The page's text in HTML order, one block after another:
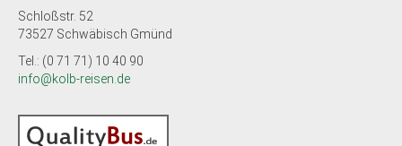
Schloßstr. 52
73527 Schwäbisch Gmünd
Tel.: (0 71 71) 10 40 90
info@kolb-reisen.de